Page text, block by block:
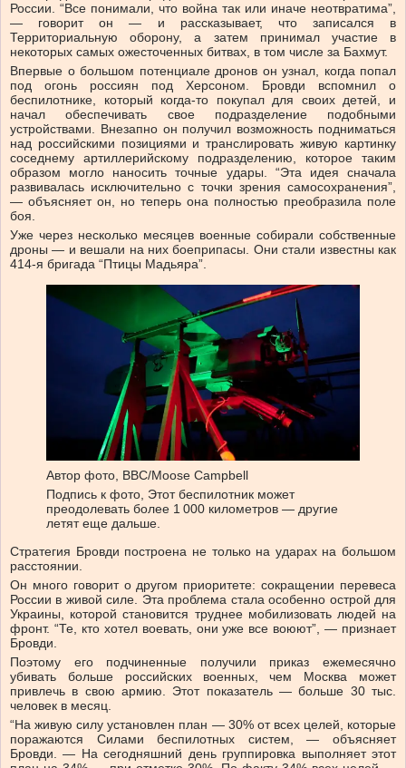
России. “Все понимали, что война так или иначе неотвратима”,
— говорит он — и рассказывает, что записался в
Территориальную оборону, а затем принимал участие в
некоторых самых ожесточенных битвах, в том числе за Бахмут.
Впервые о большом потенциале дронов он узнал, когда попал
под огонь россиян под Херсоном. Бровди вспомнил о
беспилотнике, который когда-то покупал для своих детей, и
начал обеспечивать свое подразделение подобными
устройствами. Внезапно он получил возможность подниматься
над российскими позициями и транслировать живую картинку
соседнему артиллерийскому подразделению, которое таким
образом могло наносить точные удары. “Эта идея сначала
развивалась исключительно с точки зрения самосохранения”,
— объясняет он, но теперь она полностью преобразила поле
боя.
Уже через несколько месяцев военные собирали собственные
дроны — и вешали на них боеприпасы. Они стали известны как
414-я бригада “Птицы Мадьяра”.
Автор фото, BBC/Moose Campbell
Подпись к фото, Этот беспилотник может
преодолевать более 1 000 километров — другие
летят еще дальше.
Стратегия Бровди построена не только на ударах на большом
расстоянии.
Он много говорит о другом приоритете: сокращении перевеса
России в живой силе. Эта проблема стала особенно острой для
Украины, которой становится труднее мобилизовать людей на
фронт. “Те, кто хотел воевать, они уже все воюют”, — признает
Бровди.
Поэтому его подчиненные получили приказ ежемесячно
убивать больше российских военных, чем Москва может
привлечь в свою армию. Этот показатель — больше 30 тыс.
человек в месяц.
“На живую силу установлен план — 30% от всех целей, которые
поражаются Силами беспилотных систем, — объясняет
Бровди. — На сегодняшний день группировка выполняет этот